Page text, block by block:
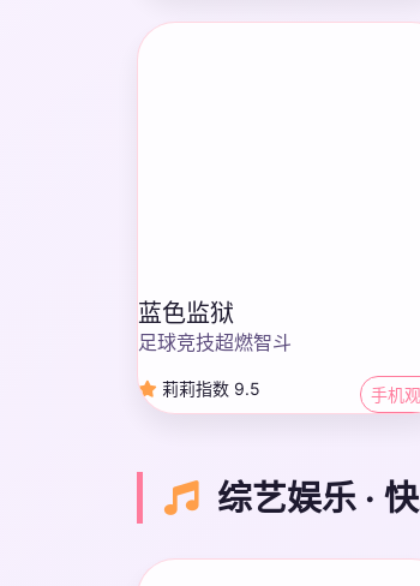
蓝色监狱
足球竞技超燃智斗
莉莉指数 9.5 手机
综艺娱乐 ·